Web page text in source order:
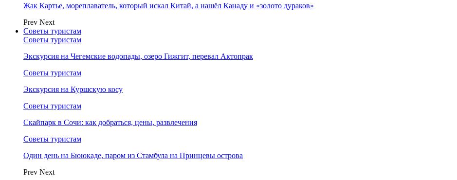
Жак Картье, мореплаватель, который искал Китай, а нашёл Канаду и «золото дураков»
Prev Next
Советы туристам
Советы туристам
Экскурсия на Чегемские водопады, озеро Гижгит, перевал Актопрак
Советы туристам
Экскурсия на Куршскую косу
Советы туристам
Скайпарк в Сочи: как добраться, цены, развлечения
Советы туристам
Один день на Бююкаде, паром из Стамбула на Принцевы острова
Prev Next